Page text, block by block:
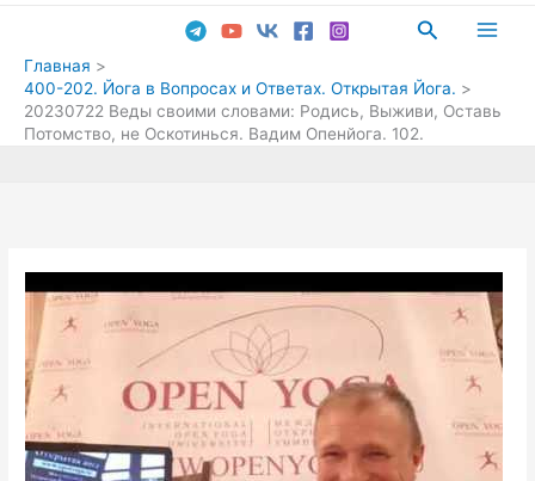
Поиск
Главная
400-202. Йога в Вопросах и Ответах. Открытая Йога.
20230722 Веды своими словами: Родись, Выживи, Оставь
Потомство, не Оскотинься. Вадим Опенйога. 102.